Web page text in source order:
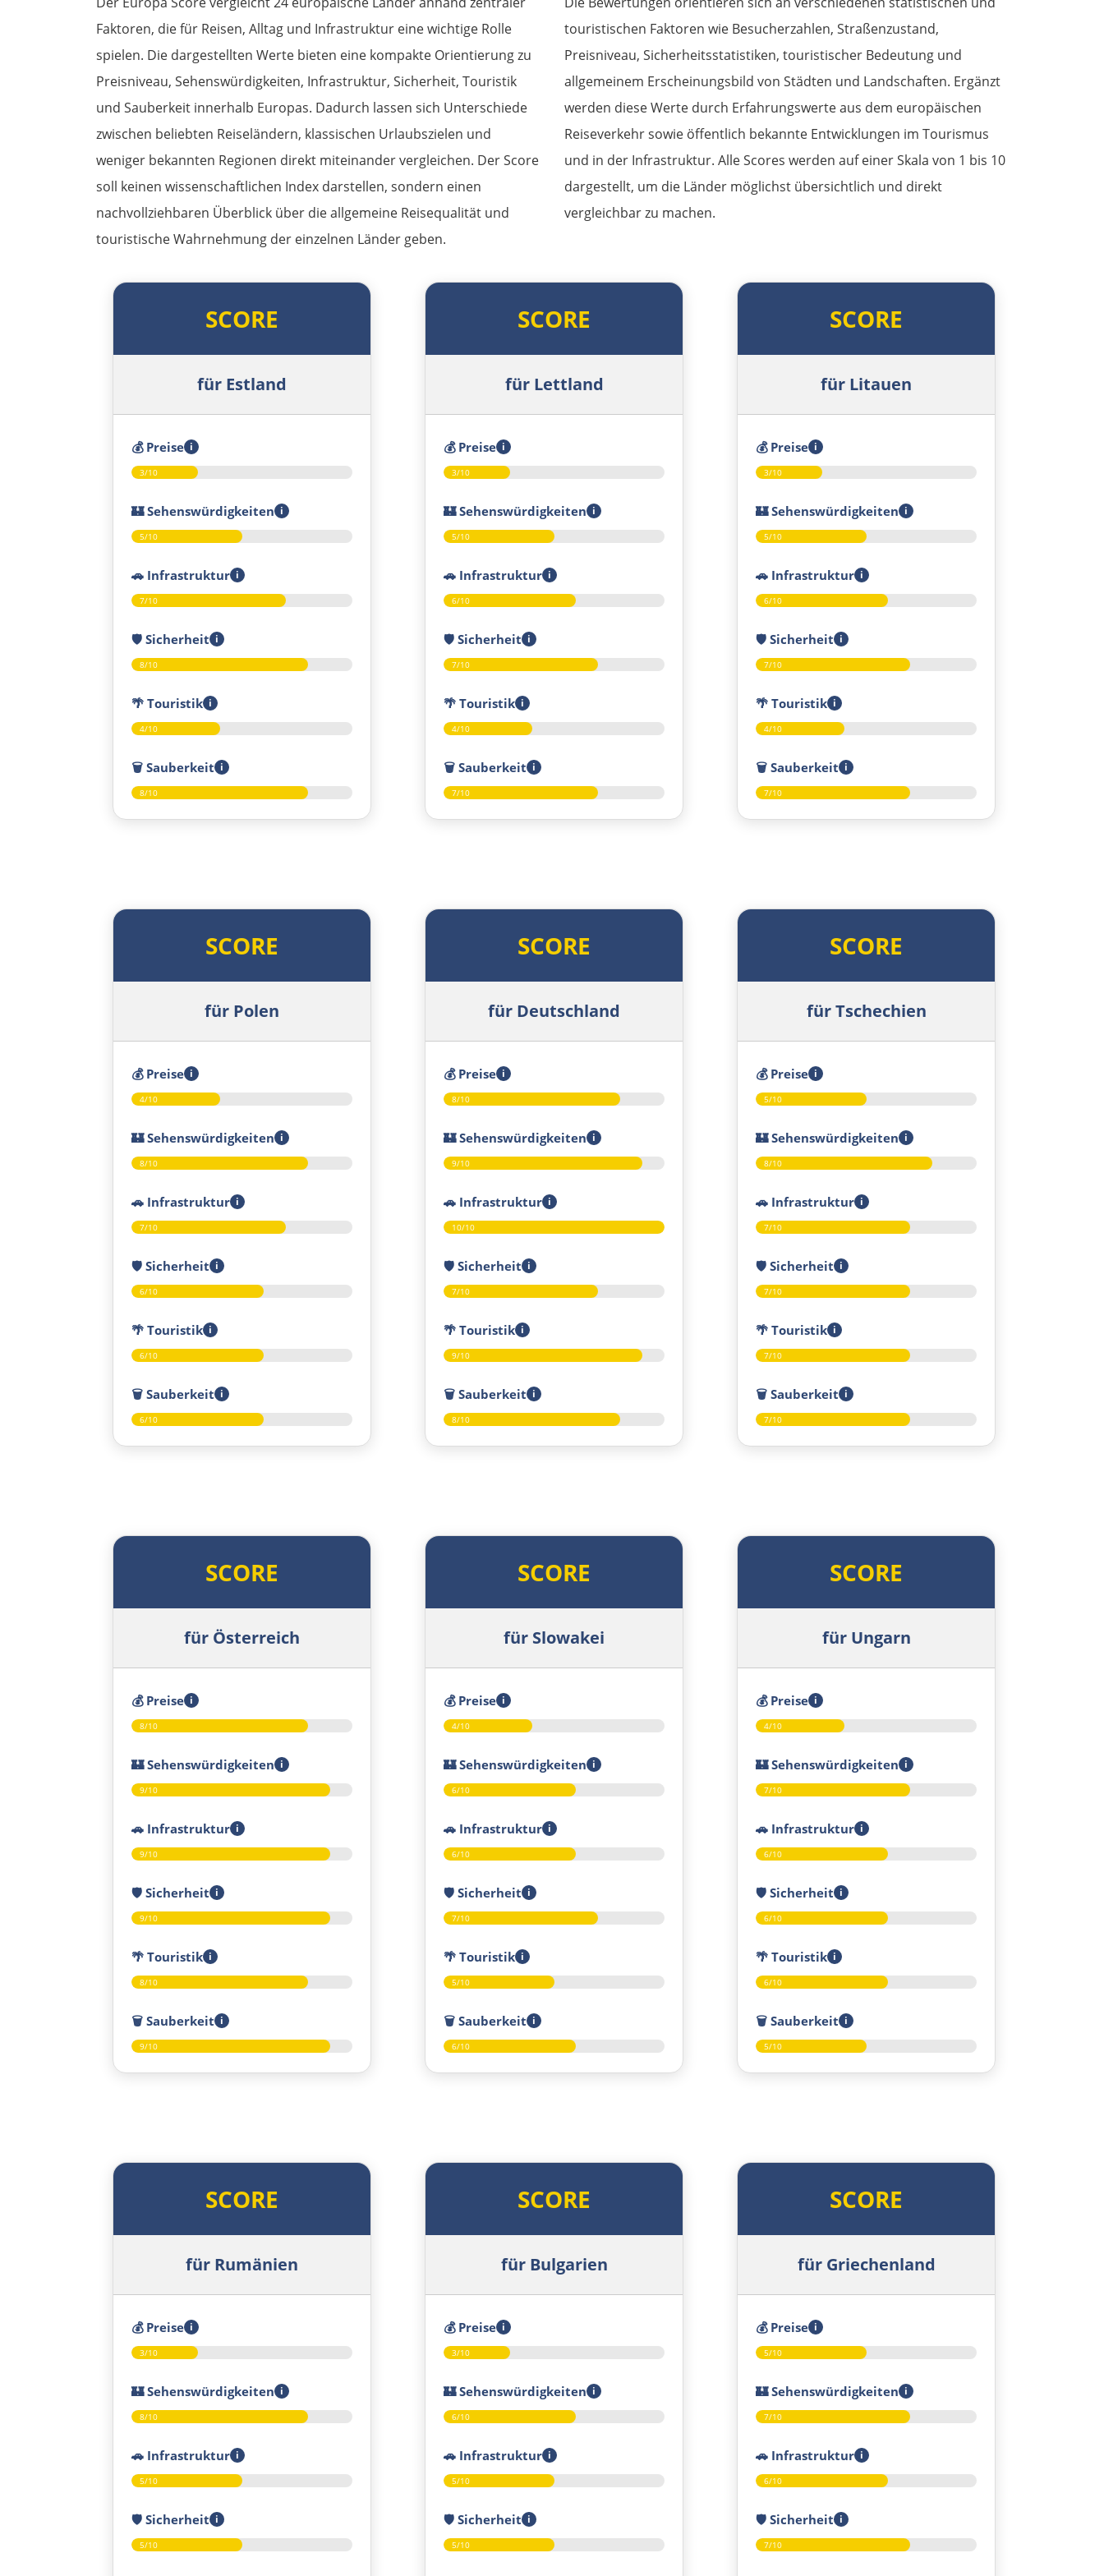
Faktoren, die für Reisen, Alltag und Infrastruktur eine wichtige Rolle
spielen. Die dargestellten Werte bieten eine kompakte Orientierung zu
Preisniveau, Sehenswürdigkeiten, Infrastruktur, Sicherheit, Touristik
und Sauberkeit innerhalb Europas. Dadurch lassen sich Unterschiede
zwischen beliebten Reiseländern, klassischen Urlaubszielen und
weniger bekannten Regionen direkt miteinander vergleichen. Der Score
soll keinen wissenschaftlichen Index darstellen, sondern einen
nachvollziehbaren Überblick über die allgemeine Reisequalität und
touristische Wahrnehmung der einzelnen Länder geben.
touristischen Faktoren wie Besucherzahlen, Straßenzustand,
Preisniveau, Sicherheitsstatistiken, touristischer Bedeutung und
allgemeinem Erscheinungsbild von Städten und Landschaften. Ergänzt
werden diese Werte durch Erfahrungswerte aus dem europäischen
Reiseverkehr sowie öffentlich bekannte Entwicklungen im Tourismus
und in der Infrastruktur. Alle Scores werden auf einer Skala von 1 bis 10
dargestellt, um die Länder möglichst übersichtlich und direkt
vergleichbar zu machen.
SCORE
für Estland
💰Preise i
3/10
🏰Sehenswürdigkeiten i
5/10
🚗 Infrastruktur i
7/10
🛡️ Sicherheit i
8/10
🌴 Touristik i
4/10
🗑️ Sauberkeit i
8/10
SCORE
für Lettland
💰Preise i
3/10
🏰Sehenswürdigkeiten i
5/10
🚗 Infrastruktur i
6/10
🛡️ Sicherheit i
7/10
🌴 Touristik i
4/10
🗑️ Sauberkeit i
7/10
SCORE
für Litauen
💰Preise i
3/10
🏰Sehenswürdigkeiten i
5/10
🚗 Infrastruktur i
6/10
🛡️ Sicherheit i
7/10
🌴 Touristik i
4/10
🗑️ Sauberkeit i
7/10
SCORE
für Polen
💰Preise i
4/10
🏰Sehenswürdigkeiten i
8/10
🚗 Infrastruktur i
7/10
🛡️ Sicherheit i
6/10
🌴 Touristik i
6/10
🗑️ Sauberkeit i
6/10
SCORE
für Deutschland
💰Preise i
8/10
🏰Sehenswürdigkeiten i
9/10
🚗 Infrastruktur i
10/10
🛡️ Sicherheit i
7/10
🌴 Touristik i
9/10
🗑️ Sauberkeit i
8/10
SCORE
für Tschechien
💰Preise i
5/10
🏰Sehenswürdigkeiten i
8/10
🚗 Infrastruktur i
7/10
🛡️ Sicherheit i
7/10
🌴 Touristik i
7/10
🗑️ Sauberkeit i
7/10
SCORE
für Österreich
💰Preise i
8/10
🏰Sehenswürdigkeiten i
9/10
🚗 Infrastruktur i
9/10
🛡️ Sicherheit i
9/10
🌴 Touristik i
8/10
🗑️ Sauberkeit i
9/10
SCORE
für Slowakei
💰Preise i
4/10
🏰Sehenswürdigkeiten i
6/10
🚗 Infrastruktur i
6/10
🛡️ Sicherheit i
7/10
🌴 Touristik i
5/10
🗑️ Sauberkeit i
6/10
SCORE
für Ungarn
💰Preise i
4/10
🏰Sehenswürdigkeiten i
7/10
🚗 Infrastruktur i
6/10
🛡️ Sicherheit i
6/10
🌴 Touristik i
6/10
🗑️ Sauberkeit i
5/10
SCORE
für Rumänien
💰Preise i
3/10
🏰Sehenswürdigkeiten i
8/10
🚗 Infrastruktur i
5/10
🛡️ Sicherheit i
5/10
SCORE
für Bulgarien
💰Preise i
3/10
🏰Sehenswürdigkeiten i
6/10
🚗 Infrastruktur i
5/10
🛡️ Sicherheit i
5/10
SCORE
für Griechenland
💰Preise i
5/10
🏰Sehenswürdigkeiten i
7/10
🚗 Infrastruktur i
6/10
🛡️ Sicherheit i
7/10